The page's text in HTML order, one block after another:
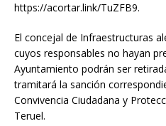
https://acortar.link/TuZFB9.
El concejal de Infraestructuras
cuyos responsables no hayan
Ayuntamiento podrán ser
tramitará la sanción
Convivencia Ciudadana y
Teruel.